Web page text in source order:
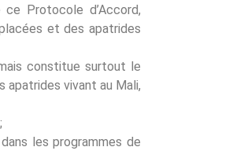
Protocole d’Accord,
et des apatrides
constitue surtout le
vivant au Mali,
les programmes de